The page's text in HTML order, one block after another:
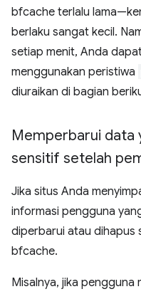
bfcache terlalu
berlaku sangat kecil.
setiap menit, Anda
menggunakan peristiwa
diuraikan di bagian
Memperbarui data
sensitif setelah
Jika situs Anda
informasi pengguna
diperbarui atau dihapus
bfcache.
Misalnya, jika pengguna